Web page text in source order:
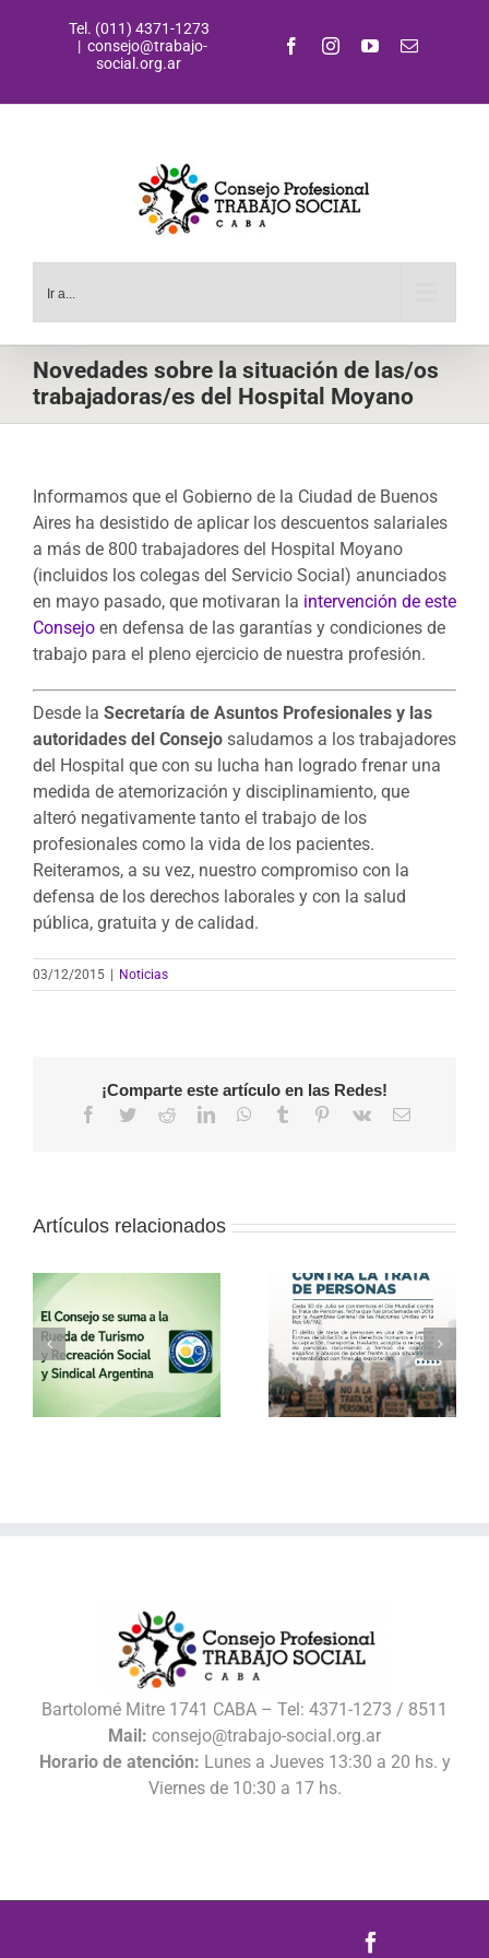
Tel. (011) 4371-1273
| consejo@trabajo-
social.org.ar
FacebookInstagramYouTubeCorreo
Ir a...
Novedades sobre la situación de las/os
trabajadoras/es del Hospital Moyano
Informamos que el Gobierno de la Ciudad de Buenos
Aires ha desistido de aplicar los descuentos salariales
a más de 800 trabajadores del Hospital Moyano
(incluidos los colegas del Servicio Social) anunciados
en mayo pasado, que motivaran la intervención de este
Consejo en defensa de las garantías y condiciones de
trabajo para el pleno ejercicio de nuestra profesión.
Desde la Secretaría de Asuntos Profesionales y las
autoridades del Consejo saludamos a los trabajadores
del Hospital que con su lucha han logrado frenar una
medida de atemorización y disciplinamiento, que
alteró negativamente tanto el trabajo de los
profesionales como la vida de los pacientes.
Reiteramos, a su vez, nuestro compromiso con la
defensa de los derechos laborales y con la salud
pública, gratuita y de calidad.
03/12/2015 | Noticias
¡Comparte este artículo en las Redes!
Facebook
TwitterRedditLinkedInWhatsApp
Tumblr Pinterest
Vk
Correo
Artículos relacionados
30 de julio – Día
Mundial contra la
Trata de Personas
Vacaciones de
invierno con el
Consejo
Bartolomé Mitre 1741 CABA – Tel: 4371-1273 / 8511
Mail: consejo@trabajo-social.org.ar
Horario de atención: Lunes a Jueves 13:30 a 20 hs. y
Viernes de 10:30 a 17 hs.